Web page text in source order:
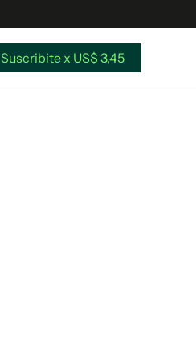
Suscribite x US$ 3,45